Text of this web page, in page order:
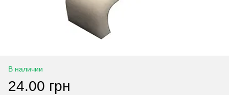
В наличии
24.00 грн